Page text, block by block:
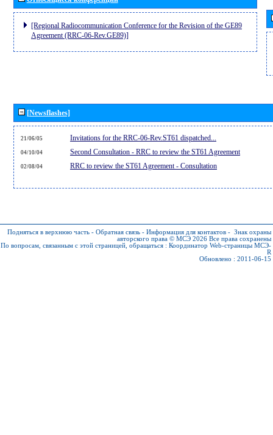
[Regional Radiocommunication Conference for the Revision of the GE89
Agreement (RRC-06-Rev.GE89)]
[Newsflashes]
21/06/05 Invitations for the RRC-06-Rev.ST61 dispatched...
04/10/04 Second Consultation - RRC to review the ST61 Agreement
02/08/04 RRC to review the ST61 Agreement - Consultation
Подняться в верхнюю часть - Обратная связь - Информация для контактов - Знак охраны
авторского права © МСЭ 2026 Все права сохранены
По вопросам, связанным с этой страницей, обращаться : Координатор Web-страницы МСЭ-
R
Обновлено : 2011-06-15